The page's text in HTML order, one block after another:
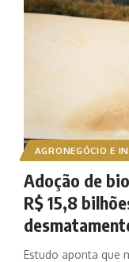
AGRONEGÓCIO E
Adoção de
R$ 15,8
Estudo aponta que